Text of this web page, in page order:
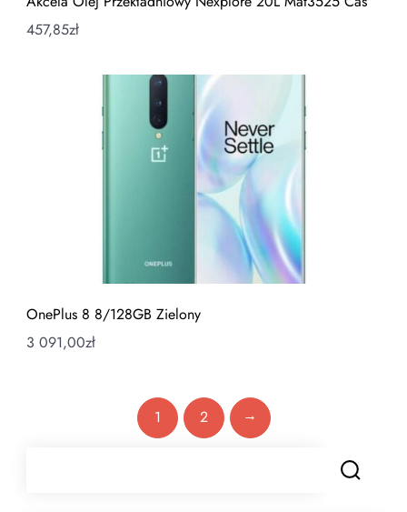
457,85zł
OnePlus 8 8/128GB Zielony
3 091,00zł
1 2 →